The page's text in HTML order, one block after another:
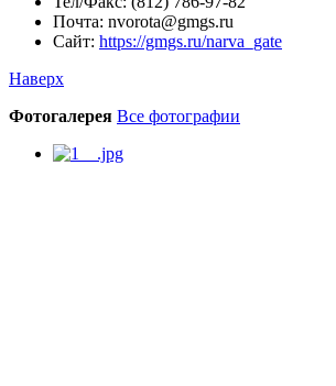
Почта: nvorota@gmgs.ru
Сайт: https://gmgs.ru/narva_gate
Наверх
Фотогалерея Все фотографии